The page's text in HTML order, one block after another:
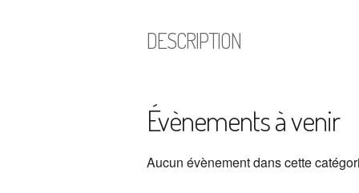
DESCRIPTION
Évènements à venir
Aucun évènement dans cette